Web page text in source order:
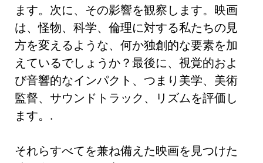
ます。次に、その影響を観察します。映画
は、怪物、科学、倫理に対する私たちの見
方を変えるような、何か独創的な要素を加
えているでしょうか？最後に、視覚的およ
び音響的なインパクト、つまり美学、美術
監督、サウンドトラック、リズムを評価し
ます。.
それらすべてを兼ね備えた映画を見つけた